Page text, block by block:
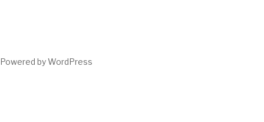
Powered by WordPress